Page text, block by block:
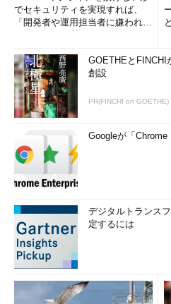
でセキュリティを実現すれば、
「開発者や運用担当者に嫌われな
GOETHEとFINCHI
創設
PR(FINCHI on GOETHE)
Googleが「
デジタルトランス
定するには